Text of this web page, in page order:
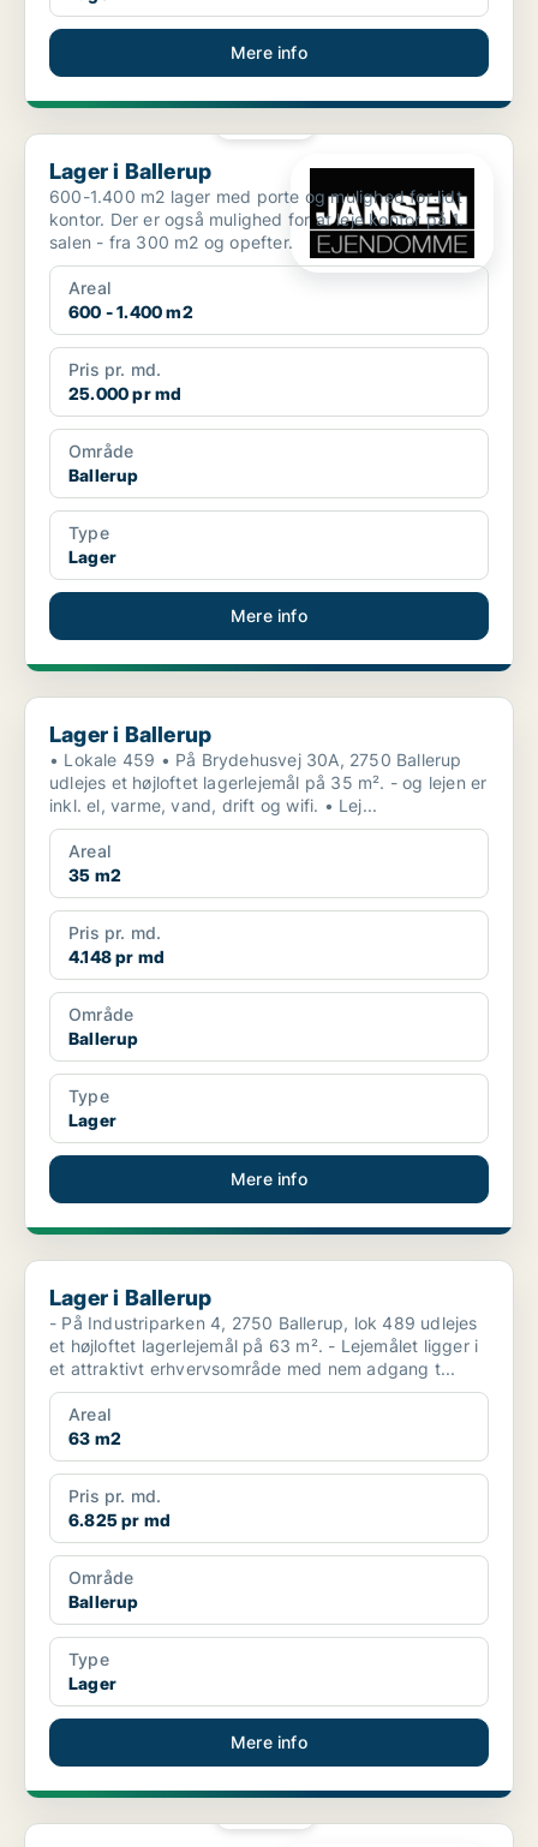
Mere info
Lager i Ballerup
Lager i Ballerup
600-1.400 m2 lager med porte og mulighed for lidt
kontor. Der er også mulighed for at leje kontor på 1.
salen - fra 300 m2 og opefter.
Areal
600 - 1.400 m2
Pris pr. md.
25.000 pr md
Område
Ballerup
Type
Lager
Mere info
Lager i Ballerup
Lager i Ballerup
• Lokale 459 • På Brydehusvej 30A, 2750 Ballerup
udlejes et højloftet lagerlejemål på 35 m². - og lejen er
inkl. el, varme, vand, drift og wifi. • Lej...
Areal
35 m2
Pris pr. md.
4.148 pr md
Område
Ballerup
Type
Lager
Mere info
Lager i Ballerup
Lager i Ballerup
- På Industriparken 4, 2750 Ballerup, lok 489 udlejes
et højloftet lagerlejemål på 63 m². - Lejemålet ligger i
et attraktivt erhvervsområde med nem adgang t...
Areal
63 m2
Pris pr. md.
6.825 pr md
Område
Ballerup
Type
Lager
Mere info
Lager i Ballerup